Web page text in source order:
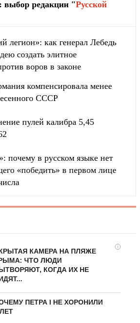
выбор редакции "Русской
легион»: как генерал Лебедь
создать элитное
воров в законе
компенсировала менее
СССР
пулей калибра 5,45
почему в русском языке нет
«победить» в первом лице
i
КАМЕРА НА ПЛЯЖЕ
ЧТО ЛЮДИ
КОГДА ИХ НЕ
ПЕТРА I НЕ ХОРОНИЛИ